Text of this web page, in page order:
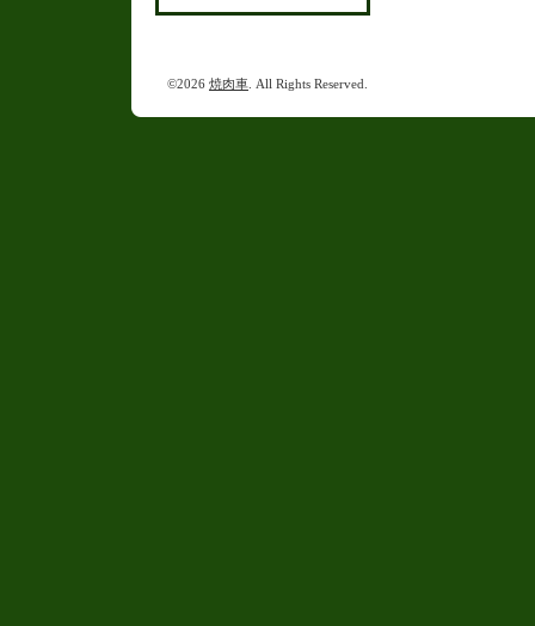
©2026 焼肉車 . All Rights Reserved.